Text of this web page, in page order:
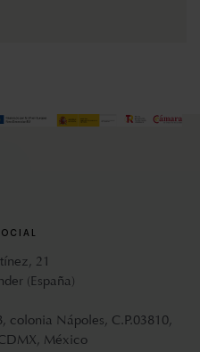
21
(España)
colonia Nápoles, C.P.03810,
México